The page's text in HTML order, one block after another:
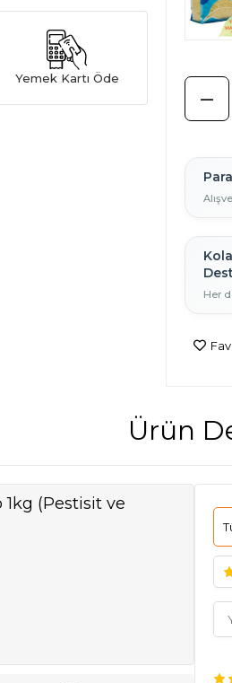
Yemek Kartı Öde
Her
Ürün
(Pestisit ve